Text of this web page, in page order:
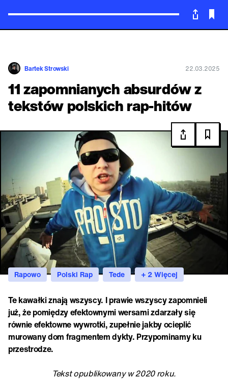
Powrót
Bartek Strowski 22.03.2025
11 zapomnianych absurdów z
tekstów polskich rap-hitów
Rapowo Polski Rap Tede + 2 Więcej
Te kawałki znają wszyscy. I prawie wszyscy zapomnieli
już, że pomiędzy efektownymi wersami zdarzały się
równie efektowne wywrotki, zupełnie jakby ocieplić
murowany dom fragmentem dykty. Przypominamy ku
przestrodze.
Tekst opublikowany w 2020 roku.